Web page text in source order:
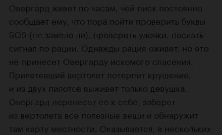
Овергард живет по часам, чей писк постоянно
сообщает ему, что пора пойти проверить буквы
SOS (не замело ли), проверить удочки, послать
сигнал по рации. Однажды рация оживет, но это
не принесет Овергарду искомого спасения.
Прилетевший вертолет потерпит крушение,
и из двух пилотов выживет только девушка.
Овергард перенесет ее к себе, заберет
из вертолета все полезные вещи и обнаружит
там карту местности. Оказывается, в нескольких